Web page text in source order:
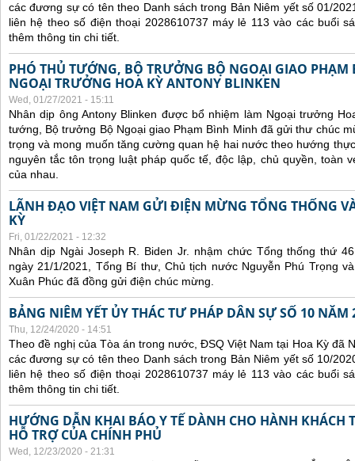
các đương sự có tên theo Danh sách trong Bản Niêm yết số 01/
liên hệ theo số điện thoại 2028610737 máy lẻ 113 vào các buổi
thêm thông tin chi tiết.
PHÓ THỦ TƯỚNG, BỘ TRƯỞNG BỘ NGOẠI GIAO
NGOẠI TRƯỞNG HOA KỲ ANTONY BLINKEN
Wed, 01/27/2021 - 15:11
Nhân dịp ông Antony Blinken được bổ nhiệm làm Ngoại trưởng
tướng, Bộ trưởng Bộ Ngoại giao Phạm Bình Minh đã gửi thư chúc
trọng và mong muốn tăng cường quan hệ hai nước theo hướng
nguyên tắc tôn trọng luật pháp quốc tế, độc lập, chủ quyền, toàn
của nhau.
LÃNH ĐẠO VIỆT NAM GỬI ĐIỆN MỪNG TỔNG THỐNG
KỲ
Fri, 01/22/2021 - 12:32
Nhân dịp Ngài Joseph R. Biden Jr. nhậm chức Tổng thống thứ
ngày 21/1/2021, Tổng Bí thư, Chủ tịch nước Nguyễn Phú Trọng
Xuân Phúc đã đồng gửi điện chúc mừng.
BẢNG NIÊM YẾT ỦY THÁC TƯ PHÁP DÂN SỰ SỐ 10 NĂM
Thu, 12/24/2020 - 14:51
Theo đề nghị của Tòa án trong nước, ĐSQ Việt Nam tại Hoa Kỳ đã
các đương sự có tên theo Danh sách trong Bản Niêm yết số 10/
liên hệ theo số điện thoại 2028610737 máy lẻ 113 vào các buổi
thêm thông tin chi tiết.
HƯỚNG DẪN KHAI BÁO Y TẾ DÀNH CHO HÀNH KHÁCH
HỖ TRỢ CỦA CHÍNH PHỦ
Wed, 12/23/2020 - 21:31